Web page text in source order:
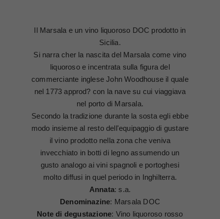
Il Marsala e un vino liquoroso DOC prodotto in
Sicilia.
Si narra cher la nascita del Marsala come vino
liquoroso e incentrata sulla figura del
commerciante inglese John Woodhouse il quale
nel 1773 approd? con la nave su cui viaggiava
nel porto di Marsala.
Secondo la tradizione durante la sosta egli ebbe
modo insieme al resto dell'equipaggio di gustare
il vino prodotto nella zona che veniva
invecchiato in botti di legno assumendo un
gusto analogo ai vini spagnoli e portoghesi
molto diffusi in quel periodo in Inghilterra.
Annata: s.a.
Denominazine: Marsala DOC
Note di degustazione: Vino liquoroso rosso